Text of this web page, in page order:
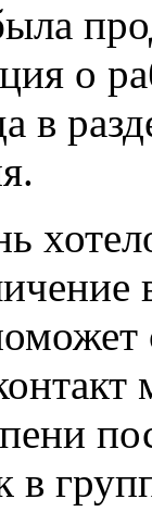
о
в
в